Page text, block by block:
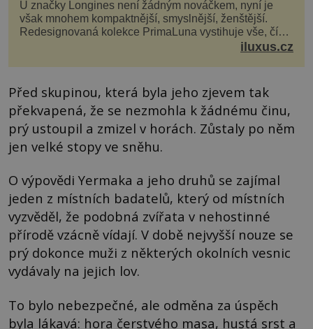
U značky Longines není žádným nováčkem, nyní je
však mnohem kompaktnější, smyslnější, ženštější.
Redesignovaná kolekce PrimaLuna vystihuje vše, čím
je značka Longines dnes a čím byla i před sto dvacet...
iluxus.cz
Před skupinou, která byla jeho zjevem tak
překvapená, že se nezmohla k žádnému činu,
prý ustoupil a zmizel v horách. Zůstaly po něm
jen velké stopy ve sněhu.
O výpovědi Yermaka a jeho druhů se zajímal
jeden z místních badatelů, který od místních
vyzvěděl, že podobná zvířata v nehostinné
přírodě vzácně vídají. V době nejvyšší nouze se
prý dokonce muži z některých okolních vesnic
vydávaly na jejich lov.
To bylo nebezpečné, ale odměna za úspěch
byla lákavá: hora čerstvého masa, hustá srst a